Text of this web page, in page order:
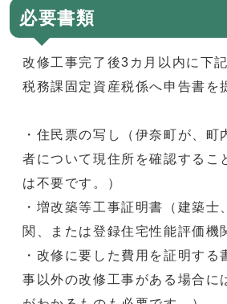
必要書類
改修工事完了後3カ月以内に下
税務課固定資産税係へ申告書を
・住民票の写し（伊奈町が、町
者について現住所を確認するこ
は不要です。）
・増改築等工事証明書（建築士
関、または登録住宅性能評価機
・改修に要した費用を証明する
事以外の改修工事がある場合に